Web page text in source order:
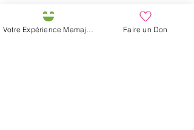
Le nostre etichette
Faire un Don